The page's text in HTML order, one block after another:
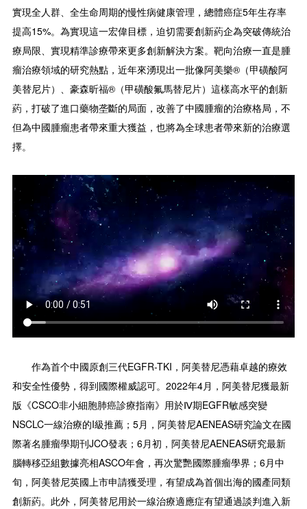
實現全人群、全生命周期的慢性病健康管理，總體癌症5年生存率
提高15%。為實現這一宏偉目標，迫切需要創新葯企為突破傳統治
療局限、實現精準診療帶來更多創新解決方案。靶向治療一直是腫
瘤治療領域的研究熱點，近年來湧現出一批像阿美樂®（甲磺酸阿
美替尼片）、豪森昕福®（甲磺酸氟馬替尼片）這樣高水平的創新
葯，打破了進口藥物垄斷的局面，改善了中國腫瘤的治療格局，不
但為中國腫瘤患者帶來重大獲益，也將為全球患者帶來新的治療選
擇。
作為首个中國原創三代EGFR-TKI，阿美替尼憑藉卓越的療效
和安全性優勢，得到國際權威認可。2022年4月，阿美替尼獲最新
版《CSCO非小細胞肺癌診療指南》用於Ⅳ期EGFR敏感突變
NSCLC一線治療的I級推薦；5月，阿美替尼AENEAS研究論文在國
際著名腫瘤學期刊JCO發表；6月初，阿美替尼AENEAS研究最新
腦轉移亞組數據亮相ASCO年會，再次驚艷國際腫瘤學界；6月中
旬，阿美替尼英國上市申請獲受理，有望成為首個出海的國產同類
創新葯。此外，阿美替尼用於一線治療適應症有望通過談判進入新